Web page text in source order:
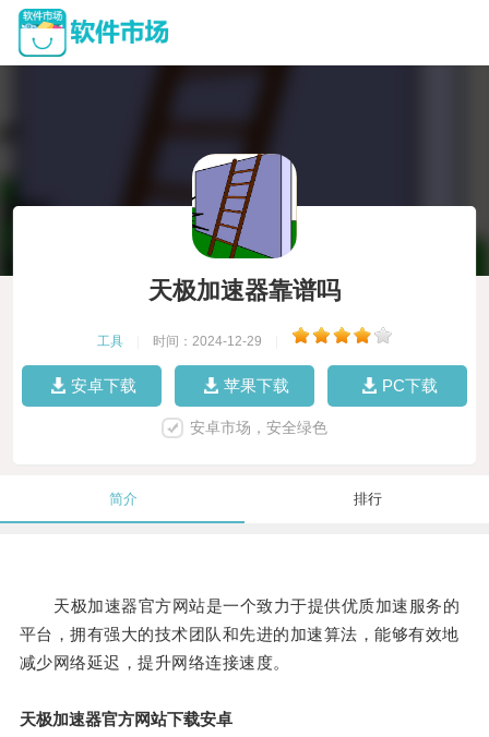
天极加速器靠谱吗
工具 时间：2024-12-29
安卓下载 苹果下载 PC下载
安卓市场，安全绿色
简介 排行
天极加速器官方网站是一个致力于提供优质加速服务的
平台，拥有强大的技术团队和先进的加速算法，能够有效地
减少网络延迟，提升网络连接速度。
天极加速器官方网站下载安卓